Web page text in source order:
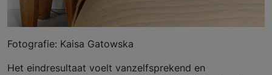
Fotografie: Kaisa Gatowska
Het eindresultaat voelt vanzelfsprekend en